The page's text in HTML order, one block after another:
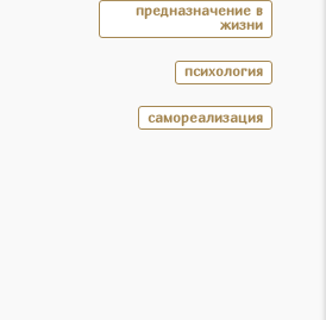
предназначение в
жизни
психология
самореализация